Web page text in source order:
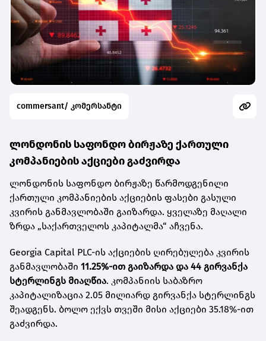
commersant/ კომერსანტი
ლონდონის საფონდო ბირჟაზე ქართული
კომპანიების აქციები გაძვირდა
ლონდონის საფონდო ბირჟაზე წარმოდგენილი
ქართული კომპანიების აქციების ფასები გასული
კვირის განმავლობაში გაიზარდა. ყველაზე მაღალი
ზრდა „საქართველოს კაპიტალმა“ აჩვენა.
Georgia Capital PLC-ის აქციების ღირებულება კვირის
განმავლობაში 11.25%-ით გაიზარდა და 44 გირვანქა
სტერლინგს მიაღწია. კომპანიის საბაზრო
კაპიტალიზაცია 2.05 მილიარდ გირვანქა სტერლინგს
შეადგენს. ბოლო ექვს თვეში მისი აქციები 35.18%-ით
გაძვირდა.